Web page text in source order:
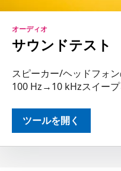
オーディオ
サウンドテスト
スピーカー/ヘッドフォ
100 Hz→10 kHzスイー
ツールを開く